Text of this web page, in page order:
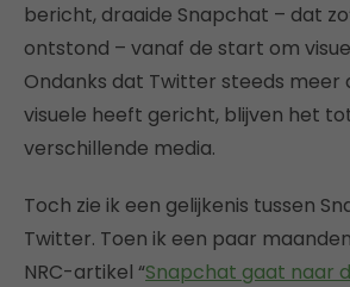
bericht, draaide Snapchat – dat
ontstond – vanaf de start om
Ondanks dat Twitter steeds meer
visuele heeft gericht, blijven het
verschillende media.
Toch zie ik een gelijkenis tussen
Twitter. Toen ik een paar
NRC-artikel “Snapchat gaat naar